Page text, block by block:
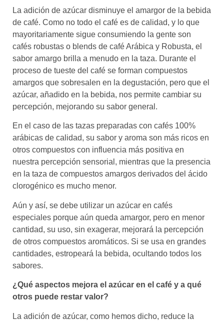
La adición de azúcar disminuye el amargor de la bebida
de café. Como no todo el café es de calidad, y lo que
mayoritariamente sigue consumiendo la gente son
cafés robustas o blends de café Arábica y Robusta, el
sabor amargo brilla a menudo en la taza. Durante el
proceso de tueste del café se forman compuestos
amargos que sobresalen en la degustación, pero que el
azúcar, añadido en la bebida, nos permite cambiar su
percepción, mejorando su sabor general.
En el caso de las tazas preparadas con cafés 100%
arábicas de calidad, su sabor y aroma son más ricos en
otros compuestos con influencia más positiva en
nuestra percepción sensorial, mientras que la presencia
en la taza de compuestos amargos derivados del ácido
clorogénico es mucho menor.
Aún y así, se debe utilizar un azúcar en cafés
especiales porque aún queda amargor, pero en menor
cantidad, su uso, sin exagerar, mejorará la percepción
de otros compuestos aromáticos. Si se usa en grandes
cantidades, estropeará la bebida, ocultando todos los
sabores.
¿Qué aspectos mejora el azúcar en el café y a qué
otros puede restar valor?
La adición de azúcar, como hemos dicho, reduce la